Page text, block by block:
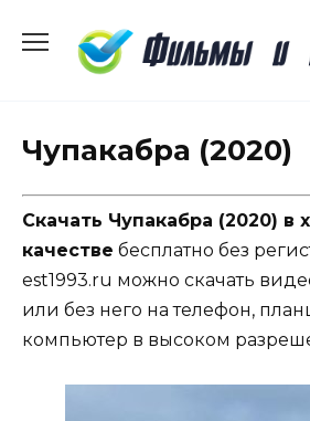
содержанию
Чупакабра (2020)
Скачать Чупакабра (2020) в
качестве бесплатно без
est1993.ru можно скачать
или без него на телефон,
компьютер в высоком